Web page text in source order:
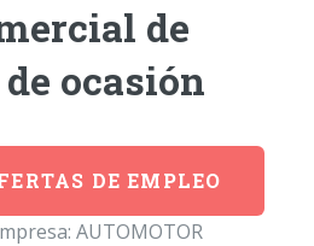
de
ocasión
DE EMPLEO
AUTOMOTOR